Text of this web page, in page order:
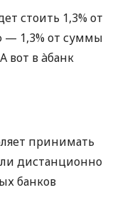
стоить 1,3% от
— 1,3% от суммы
вот в àбанк
принимать
дистанционно
банков